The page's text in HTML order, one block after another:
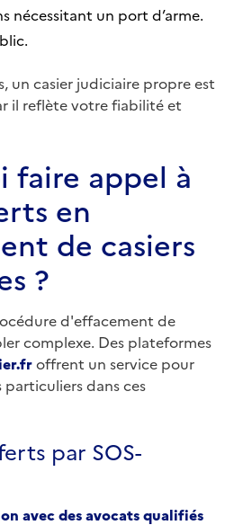
nécessitant un port d’arme.
un casier judiciaire propre est
il reflète votre fiabilité et
faire appel à
en
de casiers
?
d'effacement de
complexe. Des plateformes
offrent un service pour
particuliers dans ces
par SOS-
avec des avocats qualifiés